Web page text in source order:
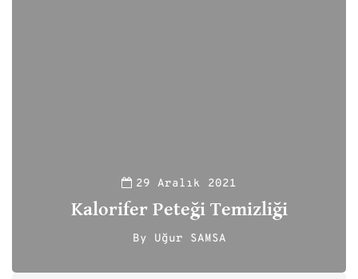
29 Aralık 2021
Kalorifer Peteği Temizliği
By Uğur SAMSA